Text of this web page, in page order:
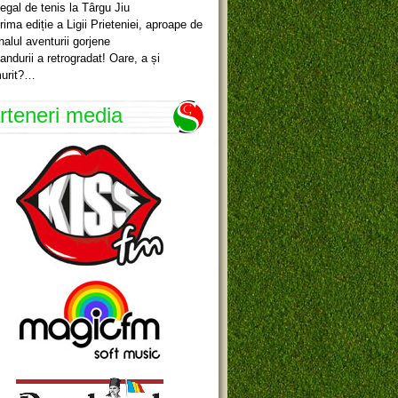
de tenis la Târgu Jiu
ediție a Ligii Prieteniei, aproape de
aventurii gorjene
a retrogradat! Oare, a și
media